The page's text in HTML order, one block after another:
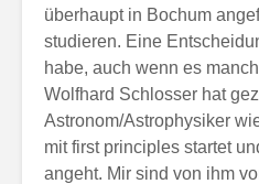
überhaupt in Bochum
studieren. Eine
habe, auch wenn es
Wolfhard Schlosser hat
Astronom/Astrophysiker
mit first principles startet
angeht. Mir sind von ihm